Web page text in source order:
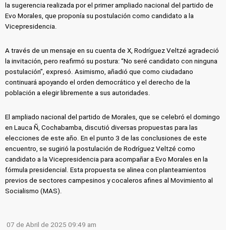
la sugerencia realizada por el primer ampliado nacional del partido de
Evo Morales, que proponía su postulación como candidato a la
Vicepresidencia.
A través de un mensaje en su cuenta de X, Rodríguez Veltzé agradeció
la invitación, pero reafirmó su postura: “No seré candidato con ninguna
postulación”, expresó. Asimismo, añadió que como ciudadano
continuará apoyando el orden democrático y el derecho de la
población a elegir libremente a sus autoridades.
El ampliado nacional del partido de Morales, que se celebró el domingo
en Lauca Ñ, Cochabamba, discutió diversas propuestas para las
elecciones de este año. En el punto 3 de las conclusiones de este
encuentro, se sugirió la postulación de Rodríguez Veltzé como
candidato a la Vicepresidencia para acompañar a Evo Morales en la
fórmula presidencial. Esta propuesta se alinea con planteamientos
previos de sectores campesinos y cocaleros afines al Movimiento al
Socialismo (MAS).
07 de Abril de 2025 09:49 am